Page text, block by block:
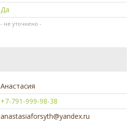
Да
- не уточнено -
Анастасия
+7-791-999-98-38
anastasiaforsyth@yandex.ru